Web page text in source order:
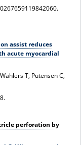
assist reduces
acute myocardial
T, Putensen C,
perforation by